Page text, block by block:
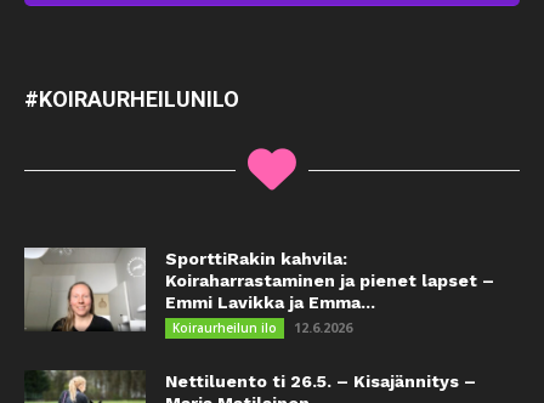
#KOIRAURHEILUNILO
SporttiRakin kahvila:
Koiraharrastaminen ja pienet lapset –
Emmi Lavikka ja Emma...
Koiraurheilun ilo 12.6.2026
Nettiluento ti 26.5. – Kisajännitys –